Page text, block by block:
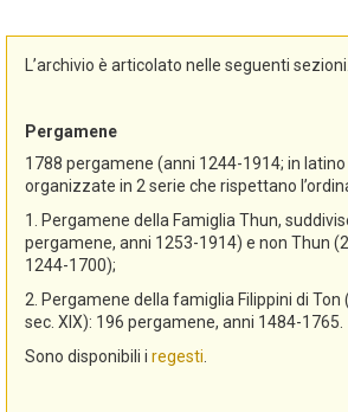
L’archivio è articolato nelle seguenti sezioni.
Pergamene
1788 pergamene (anni 1244-1914; in
organizzate in 2 serie che rispettano
1. Pergamene della Famiglia Thun,
pergamene, anni 1253-1914) e non Thun
1244-1700);
2. Pergamene della famiglia Filippini di Ton
sec. XIX): 196 pergamene, anni 1484-1765.
Sono disponibili i regesti